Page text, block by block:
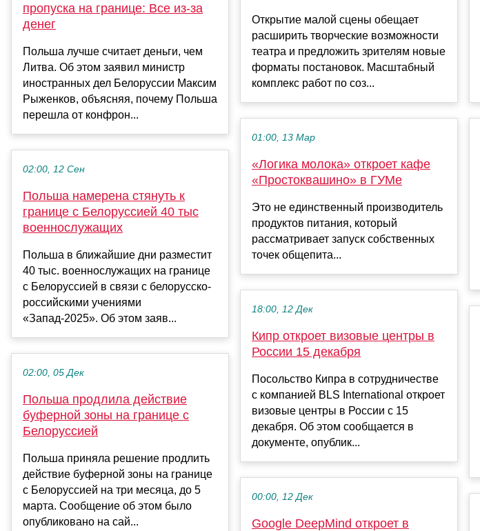
пропуска на границе: Все из-за
денег
Польша лучше считает деньги, чем
Литва. Об этом заявил министр
иностранных дел Белоруссии Максим
Рыженков, объясняя, почему Польша
перешла от конфрон...
02:00, 12 Сен
Польша намерена стянуть к
границе с Белоруссией 40 тыс
военнослужащих
Польша в ближайшие дни разместит
40 тыс. военнослужащих на границе
с Белоруссией в связи с белорусско-
российскими учениями
«Запад-2025». Об этом заяв...
02:00, 05 Дек
Польша продлила действие
буферной зоны на границе с
Белоруссией
Польша приняла решение продлить
действие буферной зоны на границе
с Белоруссией на три месяца, до 5
марта. Сообщение об этом было
опубликовано на сай...
Открытие малой сцены обещает
расширить творческие возможности
театра и предложить зрителям новые
форматы постановок. Масштабный
комплекс работ по соз...
01:00, 13 Мар
«Логика молока» откроет кафе
«Простоквашино» в ГУМе
Это не единственный производитель
продуктов питания, который
рассматривает запуск собственных
точек общепита...
18:00, 12 Дек
Кипр откроет визовые центры в
России 15 декабря
Посольство Кипра в сотрудничестве
с компанией BLS International откроет
визовые центры в России с 15
декабря. Об этом сообщается в
документе, опублик...
00:00, 12 Дек
Google DeepMind откроет в